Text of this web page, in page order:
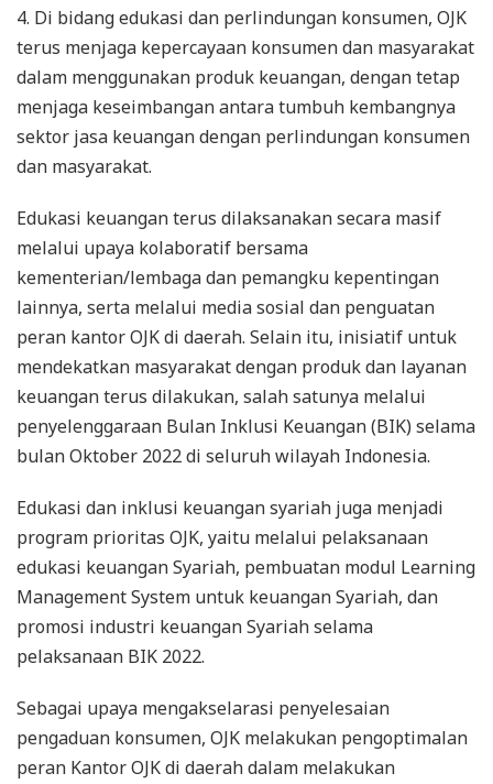
4. Di bidang edukasi dan perlindungan konsumen, OJK
terus menjaga kepercayaan konsumen dan masyarakat
dalam menggunakan produk keuangan, dengan tetap
menjaga keseimbangan antara tumbuh kembangnya
sektor jasa keuangan dengan perlindungan konsumen
dan masyarakat.
Edukasi keuangan terus dilaksanakan secara masif
melalui upaya kolaboratif bersama
kementerian/lembaga dan pemangku kepentingan
lainnya, serta melalui media sosial dan penguatan
peran kantor OJK di daerah. Selain itu, inisiatif untuk
mendekatkan masyarakat dengan produk dan layanan
keuangan terus dilakukan, salah satunya melalui
penyelenggaraan Bulan Inklusi Keuangan (BIK) selama
bulan Oktober 2022 di seluruh wilayah Indonesia.
Edukasi dan inklusi keuangan syariah juga menjadi
program prioritas OJK, yaitu melalui pelaksanaan
edukasi keuangan Syariah, pembuatan modul Learning
Management System untuk keuangan Syariah, dan
promosi industri keuangan Syariah selama
pelaksanaan BIK 2022.
Sebagai upaya mengakselarasi penyelesaian
pengaduan konsumen, OJK melakukan pengoptimalan
peran Kantor OJK di daerah dalam melakukan